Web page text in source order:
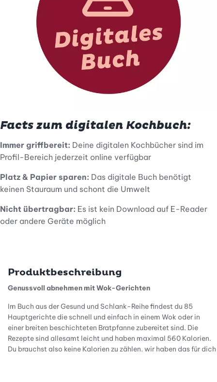
Facts zum digitalen Kochbuch:
Immer griffbereit: Deine digitalen Kochbücher sind im
Profil-Bereich jederzeit online verfügbar
Platz & Papier sparen: Das digitale Buch benötigt
keinen Stauraum und schont die Umwelt
Nicht übertragbar: Es ist kein Download auf E-Reader
oder andere Geräte möglich
Produktbeschreibung
Genussvoll abnehmen mit Wok-Gerichten
Im Buch aus der Gesund und Schlank-Reihe findest du 85
Hauptgerichte die schnell und einfach in einem Wok oder in
einer breiten beschichteten Bratpfanne zubereitet sind. Die
Rezepte sind allesamt leicht und haben maximal 560 Kalorien.
Du brauchst also keine Kalorien zu zählen, wir haben das für dich